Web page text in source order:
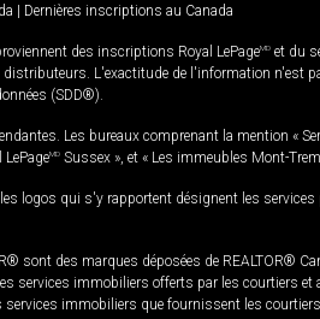
| Dernières inscriptions au Canada
des inscriptions Royal LePageMD et du
L'exactitude de l'information n'est
(SDD®).
Les bureaux comprenant la mention «
LePageMD Sussex », et « Les immeubles Mont-
logos qui s'y rapportent désignent les
sont des marques déposées de REALTOR®
services immobiliers offerts par les courtiers
services immobiliers que fournissent les